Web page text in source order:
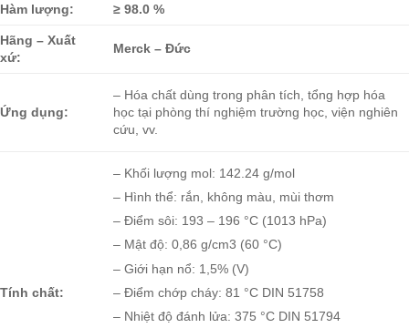
Hàm lượng: ≥ 98.0 %
Hãng – Xuất
xứ:
Merck – Đức
Ứng dụng:
– Hóa chất dùng trong phân tích, tổng hợp hóa
học tại phòng thí nghiệm trường học, viện nghiên
cứu, vv.
Tính chất:
– Khối lượng mol: 142.24 g/mol
– Hình thể: rắn, không màu, mùi thơm
–Điểm sôi: 193 – 196 °C (1013 hPa)
– Mật độ: 0,86 g/cm3 (60 °C)
– Giới hạn nổ: 1,5% (V)
– Điểm chớp cháy: 81 °C DIN 51758
– Nhiệt độ đánh lửa: 375 °C DIN 51794